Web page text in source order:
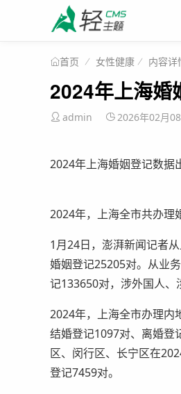
首页 女性健康 内容详
2024年上海婚
admin 2026年02月
2024年上海婚姻登记数据
2024年，上海全市共办理
1月24日，澎湃新闻记者
婚姻登记25205对。从业
记133650对，涉外国人、
2024年，上海全市办理内
结婚登记1097对、离婚登
区、闵行区、长宁区在
登记7459对。